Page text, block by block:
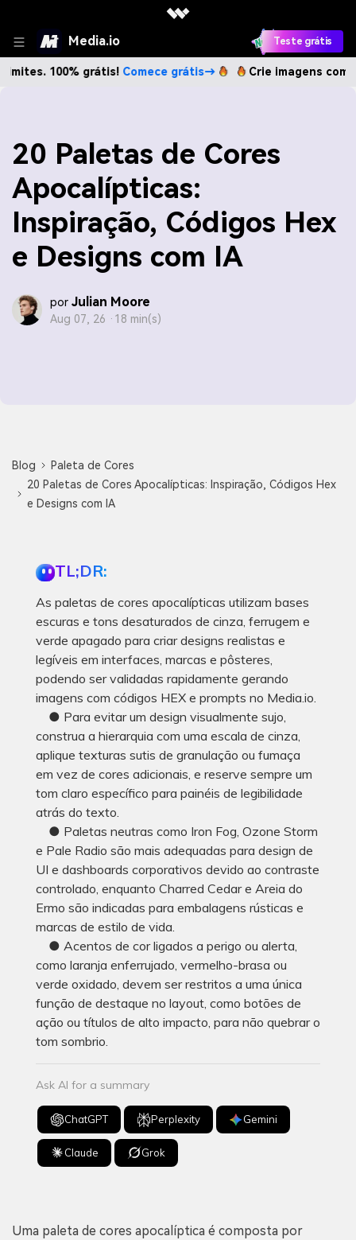
Media.io Teste grátis
grátis!Comece grátis→ Crie imagens com IA sem
20 Paletas de Cores
Apocalípticas:
Inspiração, Códigos Hex
e Designs com IA
por Julian Moore
Aug 07, 26 · 18 min(s)
Blog
Paleta de Cores
20 Paletas de Cores Apocalípticas: Inspiração, Códigos Hex
e Designs com IA
TL;DR:
As paletas de cores apocalípticas utilizam bases
escuras e tons desaturados de cinza, ferrugem e
verde apagado para criar designs realistas e
legíveis em interfaces, marcas e pôsteres,
podendo ser validadas rapidamente gerando
imagens com códigos HEX e prompts no Media.io.
● Para evitar um design visualmente sujo,
construa a hierarquia com uma escala de cinza,
aplique texturas sutis de granulação ou fumaça
em vez de cores adicionais, e reserve sempre um
tom claro específico para painéis de legibilidade
atrás do texto.
● Paletas neutras como Iron Fog, Ozone Storm
e Pale Radio são mais adequadas para design de
UI e dashboards corporativos devido ao contraste
controlado, enquanto Charred Cedar e Areia do
Ermo são indicadas para embalagens rústicas e
marcas de estilo de vida.
● Acentos de cor ligados a perigo ou alerta,
como laranja enferrujado, vermelho-brasa ou
verde oxidado, devem ser restritos a uma única
função de destaque no layout, como botões de
ação ou títulos de alto impacto, para não quebrar o
tom sombrio.
Ask AI for a summary
ChatGPT Perplexity Gemini
Claude Grok
Uma paleta de cores apocalíptica é composta por